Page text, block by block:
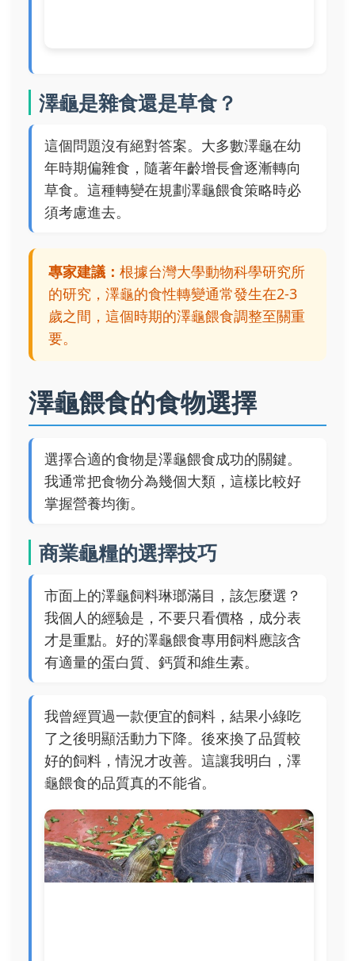
澤龜是雜食還是草食？
這個問題沒有絕對答案。大多數澤龜在幼
年時期偏雜食，隨著年齡增長會逐漸轉向
草食。這種轉變在規劃澤龜餵食策略時必
須考慮進去。
專家建議： 根據台灣大學動物科學研究所
的研究，澤龜的食性轉變通常發生在2-3
歲之間，這個時期的澤龜餵食調整至關重
要。
澤龜餵食的食物選擇
選擇合適的食物是澤龜餵食成功的關鍵。
我通常把食物分為幾個大類，這樣比較好
掌握營養均衡。
商業龜糧的選擇技巧
市面上的澤龜飼料琳瑯滿目，該怎麼選？
我個人的經驗是，不要只看價格，成分表
才是重點。好的澤龜餵食專用飼料應該含
有適量的蛋白質、鈣質和維生素。
我曾經買過一款便宜的飼料，結果小綠吃
了之後明顯活動力下降。後來換了品質較
好的飼料，情況才改善。這讓我明白，澤
龜餵食的品質真的不能省。